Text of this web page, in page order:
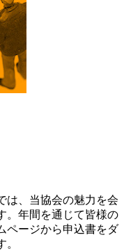
は、当協会の魅力を会
。年間を通じて皆様の
ページから申込書をダ